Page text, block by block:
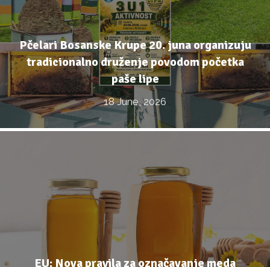
Pčelari Bosanske Krupe 20. juna organizuju
tradicionalno druženje povodom početka
paše lipe
18 June, 2026
EU: Nova pravila za označavanje meda